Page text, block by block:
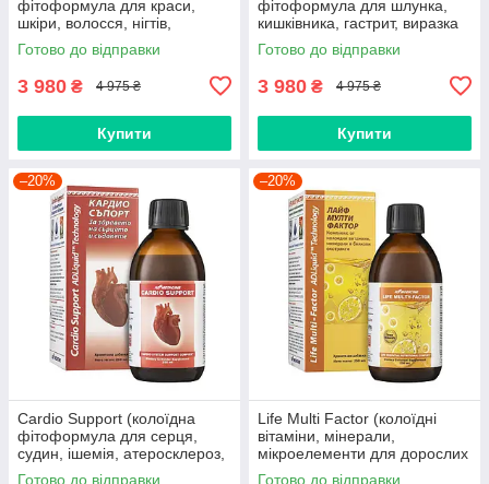
фітоформула для краси,
шкіри, волосся, нігтів,
здоров'я, для жінок, зморшки,
пігментація, омолодження)
Готово до відправки
3 980 ₴ 4 975 ₴
Купити
фітоформула для шлунка,
кишківника, гастрит, виразка
шлунку, гастродуоденіт,
закреп, атрофічний гастрит)
Готово до відправки
3 980 ₴ 4 975 ₴
Купити
–20%
Cardio Support (колоїдна
фітоформула для серця,
судин, ішемія, атеросклероз,
тиск, гіпертонія, інфаркт,
Готово до відправки
–20%
Life Multi Factor (колоїдні
вітаміни, мінерали,
мікроелементи для дорослих
та дітей, імунітет, віруси,
Готово до відправки